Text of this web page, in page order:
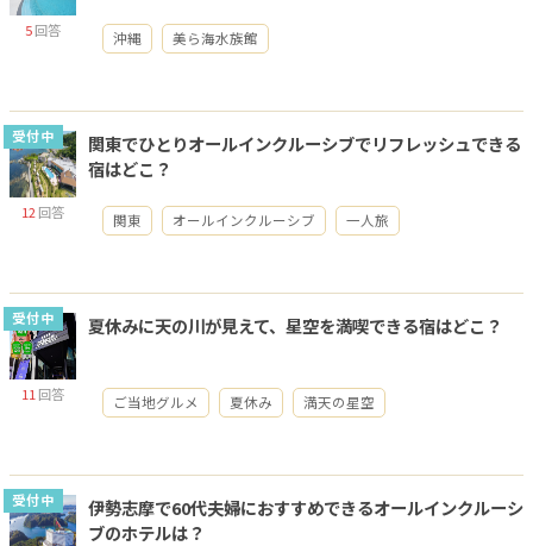
5回答 沖縄 美ら海水族館
受付中
12 回答
関東でひとりオールインクルーシブでリフレッシュできる
宿はどこ？
関東 オールインクルーシブ 一人旅
受付中
11 回答
夏休みに天の川が見えて、星空を満喫できる宿はどこ？
ご当地グルメ 夏休み 満天の星空
受付中
伊勢志摩で60代夫婦におすすめできるオールインクルーシ
ブのホテルは？